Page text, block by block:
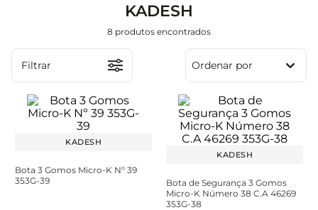
KADESH
8 produtos
Ordenar por
Filtrar
KADESH
Bota 3 Gomos Micro-K Nº 39
353G-39
KADESH
Bota de Segurança 3 Gomos
Micro-K Número 38 C.A 46269
353G-38
5º